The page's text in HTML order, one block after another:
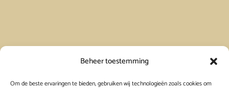
Beheer toestemming
Om de beste ervaringen te bieden, gebruiken wij technologieën zoals cookies om